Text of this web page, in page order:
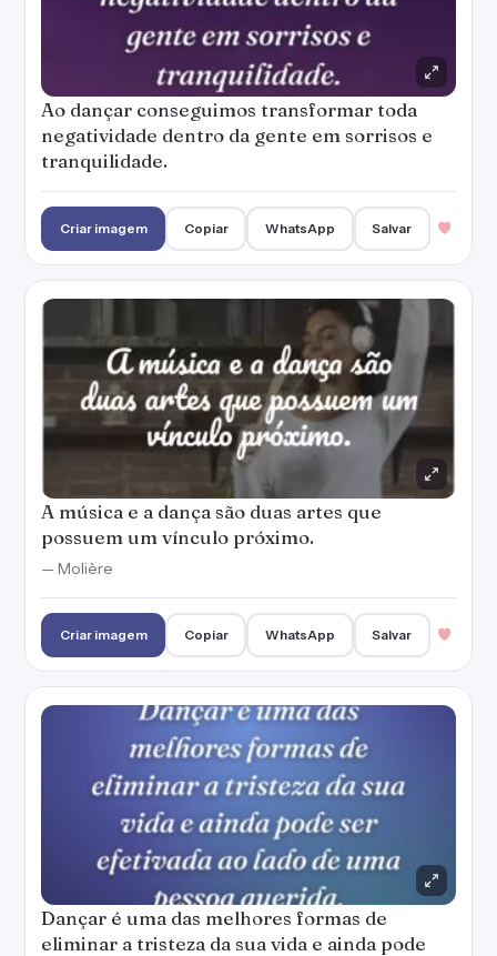
Ao dançar conseguimos transformar toda
negatividade dentro da gente em sorrisos e
tranquilidade.
Criar imagem Copiar WhatsApp Salvar
A música e a dança são duas artes que
possuem um vínculo próximo.
— Molière
Criar imagem Copiar WhatsApp Salvar
Dançar é uma das melhores formas de
eliminar a tristeza da sua vida e ainda pode